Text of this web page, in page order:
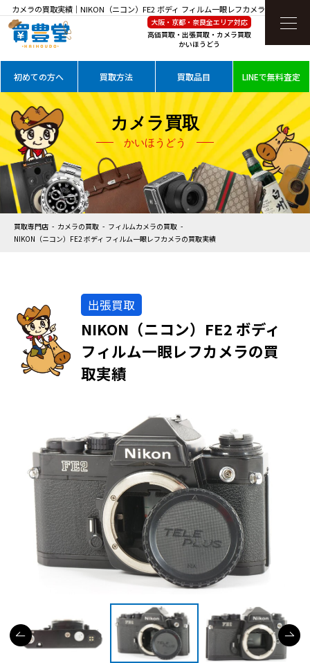
カメラの買取実績｜NIKON（ニコン）FE2 ボディ フィルム一眼レフカメラを高価買取
大阪・京都・奈良全エリア対応
高価買取・出張買取・カメラ買取
かいほうどう
初めての方へ 買取方法 買取品目 LINEで無料査定
カメラ買取
かいほうどう
買取専門店 カメラの買取
フィルムカメラの買取
NIKON（ニコン）FE2 ボディ フィルム一眼レフカメラの買取実績
出張買取
NIKON（ニコン）FE2 ボディ
フィルム一眼レフカメラの買
取実績